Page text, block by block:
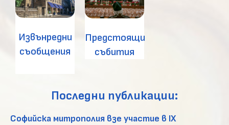
Извънредни
съобщения
Предстоящи
събития
Последни публикации:
Софийска митрополия взе участие в ІХ